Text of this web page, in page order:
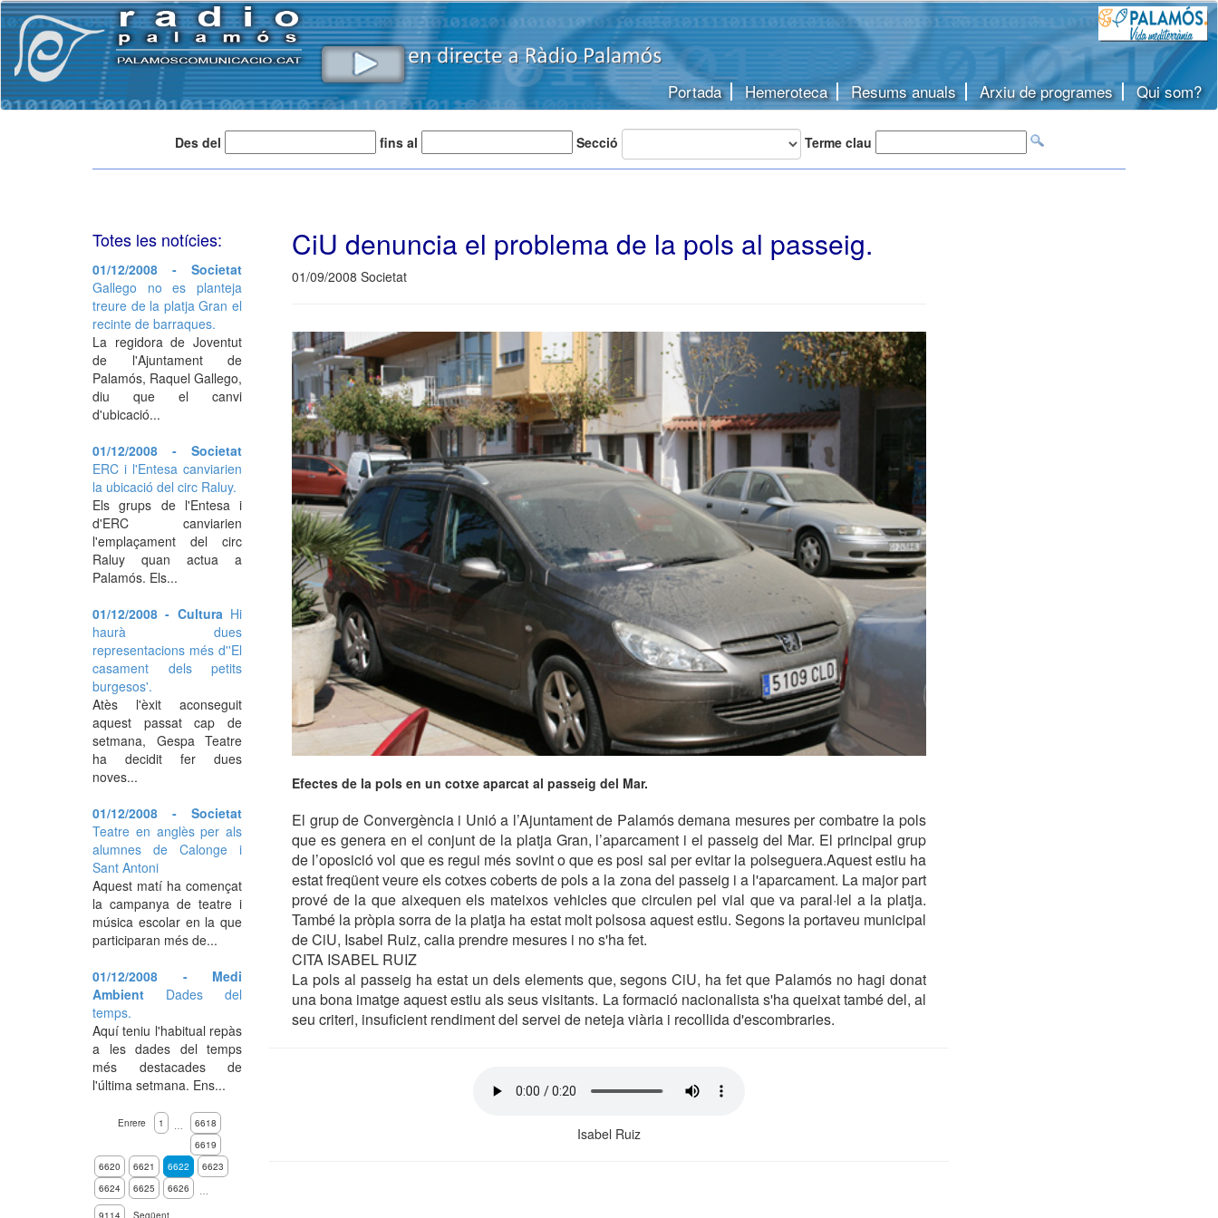
Portada Hemeroteca Resums anuals Arxiu de programes Qui som?
Des del fins al Secció Terme clau
CiU denuncia el problema de la pols al passeig.
01/09/2008 Societat
Efectes de la pols en un cotxe aparcat al passeig del Mar.
El grup de Convergència i Unió a l’Ajuntament de Palamós demana mesures per combatre la pols
que es genera en el conjunt de la platja Gran, l’aparcament i el passeig del Mar. El principal grup
de l’oposició vol que es regui més sovint o que es posi sal per evitar la polseguera.Aquest estiu ha
estat freqüent veure els cotxes coberts de pols a la zona del passeig i a l'aparcament. La major part
prové de la que aixequen els mateixos vehicles que circulen pel vial que va paral·lel a la platja.
També la pròpia sorra de la platja ha estat molt polsosa aquest estiu. Segons la portaveu municipal
de CiU, Isabel Ruiz, calia prendre mesures i no s'ha fet.
CITA ISABEL RUIZ
La pols al passeig ha estat un dels elements que, segons CiU, ha fet que Palamós no hagi donat
una bona imatge aquest estiu als seus visitants. La formació nacionalista s'ha queixat també del, al
seu criteri, insuficient rendiment del servei de neteja viària i recollida d'escombraries.
Isabel Ruiz
Totes les notícies:
01/12/2008 - Societat
Gallego no es planteja
treure de la platja Gran el
recinte de barraques.
La regidora de Joventut
de l'Ajuntament de
Palamós, Raquel Gallego,
diu que el canvi
d'ubicació...
01/12/2008 - Societat
ERC i l'Entesa canviarien
la ubicació del circ Raluy.
Els grups de l'Entesa i
d'ERC canviarien
l'emplaçament del circ
Raluy quan actua a
Palamós. Els...
01/12/2008 - Cultura Hi
haurà dues
representacions més d''El
casament dels petits
burgesos'.
Atès l'èxit aconseguit
aquest passat cap de
setmana, Gespa Teatre
ha decidit fer dues
noves...
01/12/2008 - Societat
Teatre en anglès per als
alumnes de Calonge i
Sant Antoni
Aquest matí ha començat
la campanya de teatre i
música escolar en la que
participaran més de...
01/12/2008 - Medi
Ambient Dades del
temps.
Aquí teniu l'habitual repàs
a les dades del temps
més destacades de
l'última setmana. Ens...
Enrere 1 …
6618
6619
6620
6621 6622
6623
6624
6625 6626
…
9114
Següent